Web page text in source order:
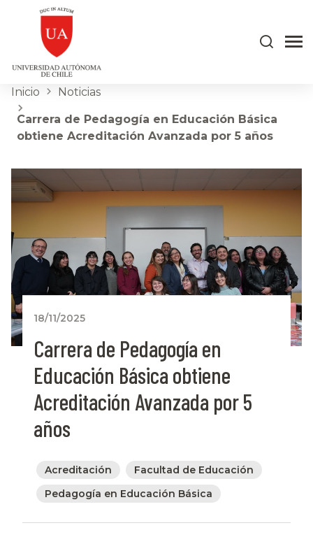
Inicio Noticias
Carrera de Pedagogía en Educación Básica
obtiene Acreditación Avanzada por 5 años
18/11/2025
Carrera de Pedagogía en
Educación Básica obtiene
Acreditación Avanzada por 5
años
Acreditación
Facultad de Educación
Pedagogía en Educación Básica